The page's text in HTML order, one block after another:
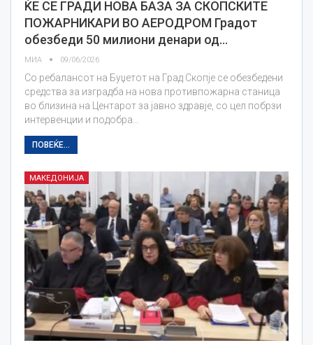
ЌЕ СЕ ГРАДИ НОВА БАЗА ЗА СКОПСКИТЕ
ПОЖАРНИКАРИ ВО АЕРОДРОМ Градот
обезбеди 50 милиони денари од…
МИА 09/06/2026
Со ребалансот на Буџетот на Град Скопје се обезбедени
средства за изградба на нова противпожарна станица
во близина на Центарот за јавно здравје, со цел побрзи
интервенции и подобра…
ПОВЕЌЕ...
МАКЕДОНИЈА